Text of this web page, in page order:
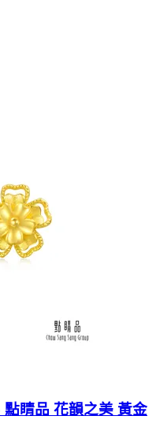
睛品 花韻之美 黃金